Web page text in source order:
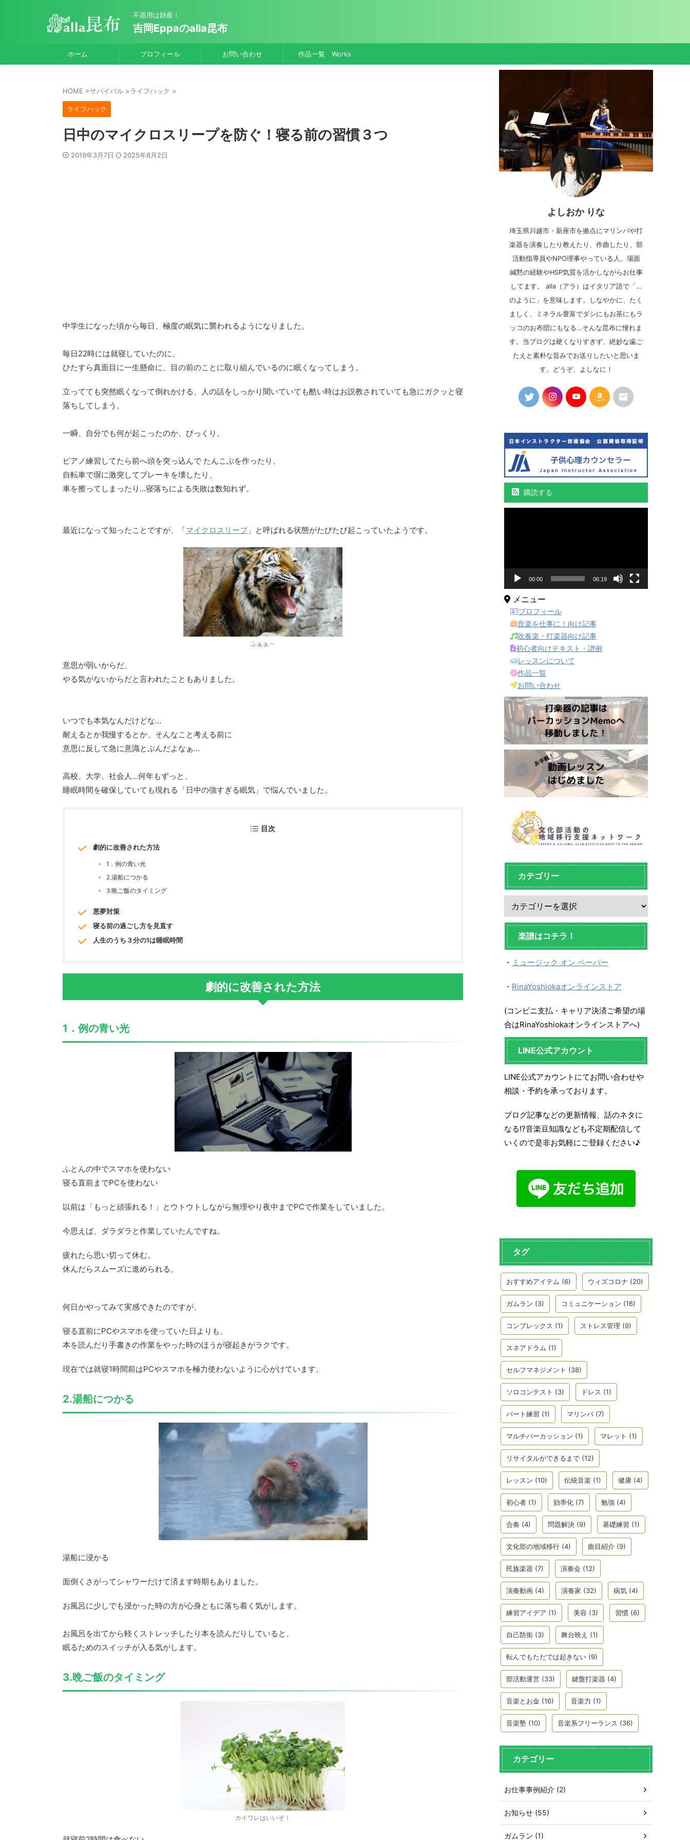
不器用は財産！
吉岡Eppaのalla昆布
ホーム プロフィール お問い合わせ 作品一覧 Works
HOME >サバイバル >ライフハック >
ライフハック
日中のマイクロスリープを防ぐ！寝る前の習慣３つ
2019年3月7日 2025年8月2日
中学生になった頃から毎日、極度の眠気に襲われるようになりました。
毎日22時には就寝していたのに、
ひたすら真面目に一生懸命に、目の前のことに取り組んでいるのに眠くなってしまう。
立ってても突然眠くなって倒れかける、人の話をしっかり聞いていても酷い時はお説教されていても急にガクッと寝
落ちしてしまう。
一瞬、自分でも何が起こったのか、びっくり。
ピアノ練習してたら前へ頭を突っ込んで たんこぶを作ったり、
自転車で塀に激突してブレーキを壊したり、
車を擦ってしまったり…寝落ちによる失敗は数知れず。
最近になって知ったことですが、「マイクロスリープ」と呼ばれる状態がたびたび起こっていたようです。
ふぁぁ～
意思が弱いからだ、
やる気がないからだと言われたこともありました。
いつでも本気なんだけどな…
耐えるとか我慢するとか、そんなこと考える前に
意思に反して急に意識とぶんだよなぁ…
高校、大学、社会人…何年もずっと、
睡眠時間を確保していても現れる「日中の強すぎる眠気」で悩んでいました。
目次
劇的に改善された方法
1．例の青い光
2.湯船につかる
3.晩ご飯のタイミング
悪夢対策
寝る前の過ごし方を見直す
人生のうち３分の1は睡眠時間
劇的に改善された方法
1．例の青い光
ふとんの中でスマホを使わない
寝る直前までPCを使わない
以前は「もっと頑張れる！」とウトウトしながら無理やり夜中までPCで作業をしていました。
今思えば、ダラダラと作業していたんですね。
疲れたら思い切って休む。
休んだらスムーズに進められる。
何日かやってみて実感できたのですが、
寝る直前にPCやスマホを使っていた日よりも、
本を読んだり手書きの作業をやった時のほうが寝起きがラクです。
現在では就寝1時間前はPCやスマホを極力使わないように心がけています。
2.湯船につかる
湯船に浸かる
面倒くさがってシャワーだけて済ます時期もありました。
お風呂に少しでも浸かった時の方が心身ともに落ち着く気がします。
お風呂を出てから軽くストレッチしたり本を読んだりしていると、
眠るためのスイッチが入る気がします。
3.晩ご飯のタイミング
カイワレはいいぞ！
よしおか りな
埼玉県川越市・新座市を拠点にマリンバや打
楽器を演奏したり教えたり、作曲したり、部
活動指導員やNPO理事やっている人。場面
緘黙の経験やHSP気質を活かしながらお仕事
してます。 alla（アラ）はイタリア語で「…
のように」を意味します。しなやかに、たく
ましく、ミネラル豊富でダシにもお茶にもラ
ッコのお布団にもなる…そんな昆布に憧れま
す。当ブログは硬くなりすぎず、絶妙な歯ご
たえと素朴な旨みでお送りしたいと思いま
す。どうぞ、よしなに！
購読する
ヤ
00:00 06:19
メニュー
プロフィール
音楽を仕事に！向け記事
吹奏楽・打楽器向け記事
初心者向けテキスト・譜例
レッスンについて
作品一覧
お問い合わせ
カテゴリー
楽譜はコチラ！
・ ミュージック オン ペーパー
・ RinaYoshiokaオンラインストア
(コンビニ支払・キャリア決済ご希望の場
合はRinaYoshiokaオンラインストアへ)
LINE公式アカウント
LINE公式アカウントにてお問い合わせや
相談・予約を承っております。
ブログ記事などの更新情報、話のネタに
なる!?音楽豆知識なども不定期配信して
いくので是非お気軽にご登録ください♪
タグ
おすすめアイテム (6) ウィズコロナ (20)
ガムラン (3) コミュニケーション (16)
コンプレックス (1) ストレス管理 (9)
スネアドラム (1)
セルフマネジメント (38)
ソロコンテスト (3) ドレス (1)
パート練習 (1) マリンバ(7)
マルチパーカッション (1) マレット (1)
リサイタルができるまで (12)
レッスン (10) 伝統音楽 (1) 健康 (4)
初心者 (1) 効率化 (7) 勉強 (4)
合奏 (4) 問題解決 (9) 基礎練習 (1)
文化部の地域移行 (4) 曲目紹介 (9)
民族楽器 (7) 演奏会 (12)
演奏動画 (4) 演奏家 (32) 病気 (4)
練習アイデア (1) 美容 (3) 習慣 (6)
自己防衛 (3) 舞台映え (1)
転んでもただでは起きない (9)
部活動運営 (33) 鍵盤打楽器 (4)
音楽とお金 (16) 音楽力 (1)
音楽塾 (10) 音楽系フリーランス (36)
カテゴリー
お仕事事例紹介 (2)
お知らせ (55)
ガムラン (1)